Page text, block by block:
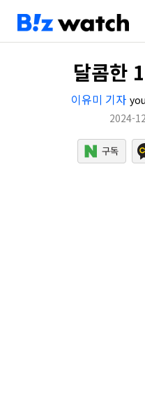
달콤한
이유미 기자
2024-